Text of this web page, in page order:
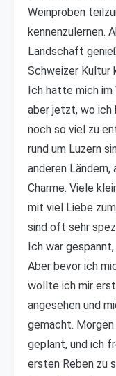
Weinproben
kennenzulernen.
Landschaft
Schweizer Kultur
Ich hatte mich
aber jetzt, wo ich
noch so viel zu
rund um Luzern
anderen Ländern,
Charme. Viele
mit viel Liebe
sind oft sehr
Ich war
Aber bevor ich
wollte ich mir
angesehen und
gemacht. Morgen
geplant, und ich
ersten Reben zu